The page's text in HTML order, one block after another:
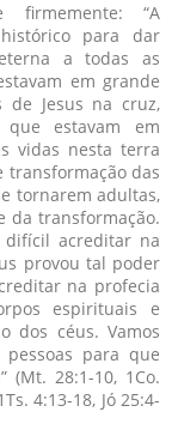
firmemente: “A
para dar
a todas as
em grande
de Jesus na cruz,
estavam em
vidas nesta terra
transformação das
tornarem adultas,
da transformação.
difícil acreditar na
provou tal poder
na profecia
espirituais e
dos céus. Vamos
para que
(Mt. 28:1-10, 1Co.
4:13-18, Jó 25:4-